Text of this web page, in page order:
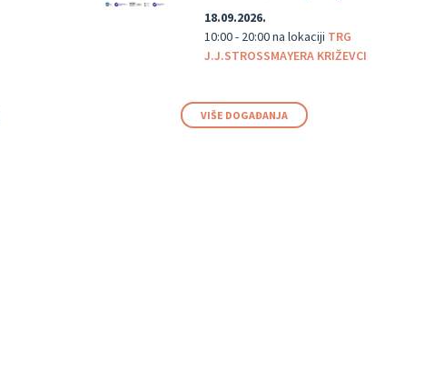
18.09.2026.
10:00 - 20:00na lokaciji TRG
J.J.STROSSMAYERA KRIŽEVCI
VIŠE DOGAĐANJA